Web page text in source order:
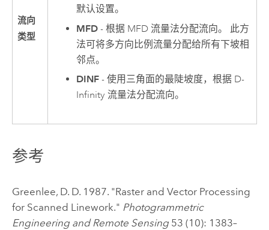
流向
类型
默认设置。
MFD - 根据 MFD 流量法分配流向。 此方
法可将多方向比例流量分配给所有下坡相
邻点。
DINF - 使用三角面的最陡坡度，根据 D-
Infinity 流量法分配流向。
参考
Greenlee, D. D. 1987. "Raster and Vector Processing
for Scanned Linework." Photogrammetric
Engineering and Remote Sensing53 (10): 1383–